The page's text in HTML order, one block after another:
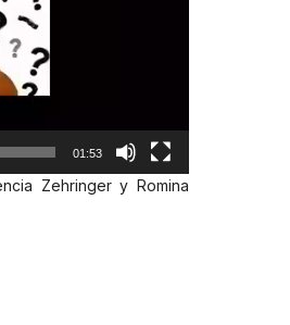
01:53
Zehringer y Romina